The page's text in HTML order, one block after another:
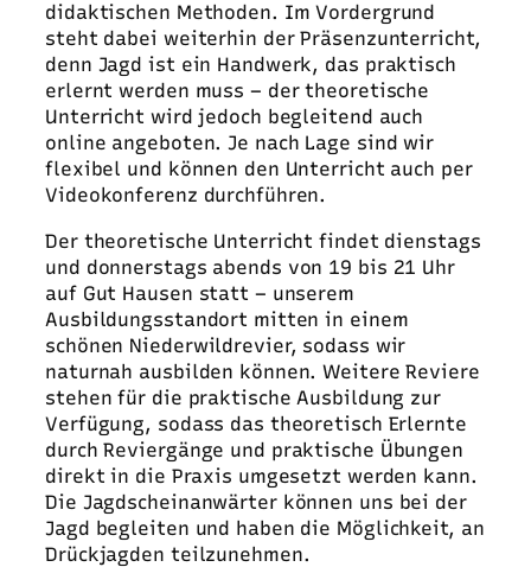
didaktischen Methoden. Im Vordergrund
steht dabei weiterhin der Präsenzunterricht,
denn Jagd ist ein Handwerk, das praktisch
erlernt werden muss – der theoretische
Unterricht wird jedoch begleitend auch
online angeboten. Je nach Lage sind wir
flexibel und können den Unterricht auch per
Videokonferenz durchführen.
Der theoretische Unterricht findet dienstags
und donnerstags abends von 19 bis 21 Uhr
auf Gut Hausen statt – unserem
Ausbildungsstandort mitten in einem
schönen Niederwildrevier, sodass wir
naturnah ausbilden können. Weitere Reviere
stehen für die praktische Ausbildung zur
Verfügung, sodass das theoretisch Erlernte
durch Reviergänge und praktische Übungen
direkt in die Praxis umgesetzt werden kann.
Die Jagdscheinanwärter können uns bei der
Jagd begleiten und haben die Möglichkeit, an
Drückjagden teilzunehmen.